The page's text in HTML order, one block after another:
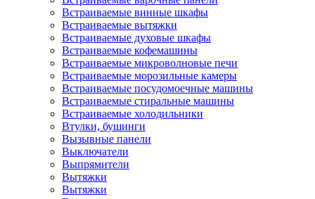
Встраиваемые винные шкафы
Встраиваемые вытяжки
Встраиваемые духовые шкафы
Встраиваемые кофемашины
Встраиваемые микроволновые печи
Встраиваемые морозильные камеры
Встраиваемые посудомоечные машины
Встраиваемые стиральные машины
Встраиваемые холодильники
Втулки, бушинги
Вызывные панели
Выключатели
Выпрямители
Вытяжки
Вытяжки